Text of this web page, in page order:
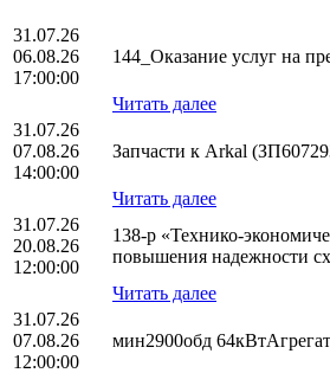
31.07.26
06.08.26
17:00:00
144_Оказание услуг на
Читать далее
31.07.26
07.08.26
14:00:00
Запчасти к Arkal
Читать далее
31.07.26
20.08.26
12:00:00
138-р «Технико-
повышения надежности
Читать далее
31.07.26
07.08.26
12:00:00
мин2900обд